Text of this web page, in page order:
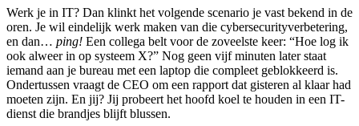
Werk je in IT? Dan klinkt het volgende scenario je vast bekend in de
oren. Je wil eindelijk werk maken van die cybersecurityverbetering,
en dan… ping! Een collega belt voor de zoveelste keer: “Hoe log ik
ook alweer in op systeem X?” Nog geen vijf minuten later staat
iemand aan je bureau met een laptop die compleet geblokkeerd is.
Ondertussen vraagt de CEO om een rapport dat gisteren al klaar had
moeten zijn. En jij? Jij probeert het hoofd koel te houden in een IT-
dienst die brandjes blijft blussen.